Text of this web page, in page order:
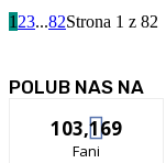
1 23...82Strona 1 z 82
POLUB NAS NA
103,169
Fani